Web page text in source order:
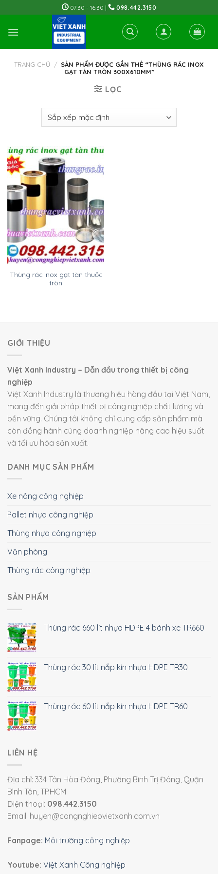
to
content
07:30 - 16:30 | 098.442.3150
TRANG CHỦ / SẢN PHẨM ĐƯỢC GẮN THẺ “THÙNG RÁC INOX
GẠT TÀN TRÒN 300X610MM”
LỌC
Thùng rác inox gạt tàn thuốc
tròn
GIỚI THIỆU
Việt Xanh Industry – Dẫn đầu trong thiết bị công
nghiệp
Việt Xanh Industry là thương hiệu hàng đầu tại Việt Nam,
mang đến giải pháp thiết bị công nghiệp chất lượng và
bền vững. Chúng tôi không chỉ cung cấp sản phẩm mà
còn đồng hành cùng doanh nghiệp nâng cao hiệu suất
và tối ưu hóa sản xuất.
DANH MỤC SẢN PHẨM
Xe nâng công nghiệp
Pallet nhựa công nghiệp
Thùng nhựa công nghiệp
Văn phòng
Thùng rác công nghiệp
SẢN PHẨM
Thùng rác 660 lít nhựa HDPE 4 bánh xe TR660
Thùng rác 30 lít nắp kín nhựa HDPE TR30
Thùng rác 60 lít nắp kín nhựa HDPE TR60
LIÊN HỆ
Địa chỉ: 334 Tân Hòa Đông, Phường Bình Trị Đông, Quận
Bình Tân, TP.HCM
Điện thoại: 098.442.3150
Email: huyen@congnghiepvietxanh.com.vn
Fanpage: Môi trường công nghiệp
Youtube: Việt Xanh Công nghiệp